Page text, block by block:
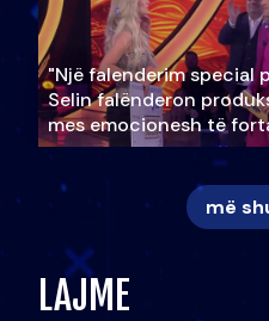
"Një falenderim special
Selin falënderon
mes emocionesh të
më
LAJME